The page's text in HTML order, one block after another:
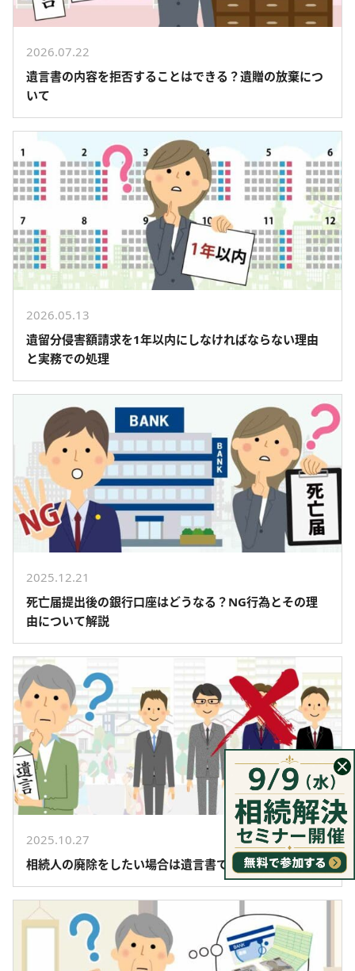
2026.07.22
遺言書の内容を拒否することはできる？遺贈の放棄につ
いて
2026.05.13
遺留分侵害額請求を1年以内にしなければならない理由
と実務での処理
2025.12.21
死亡届提出後の銀行口座はどうなる？NG行為とその理
由について解説
2025.10.27
相続人の廃除をしたい場合は遺言書ですればいい？